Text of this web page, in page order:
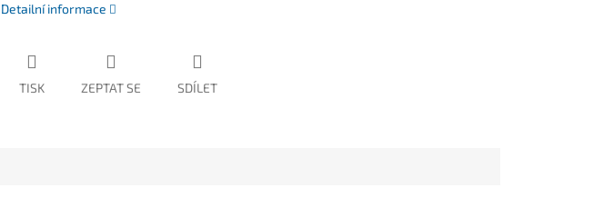
Detailní informace
TISK ZEPTAT SE SDÍLET